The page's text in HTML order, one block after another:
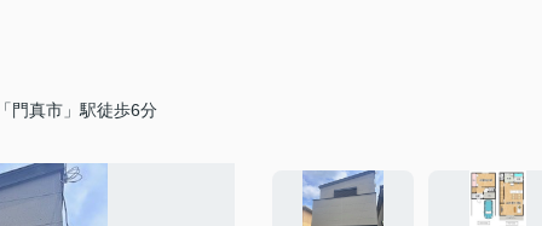
門真市」駅徒歩6分